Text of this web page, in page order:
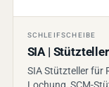
SCHLEIFSCHEIBE
SIA |
SIA Stützteller für